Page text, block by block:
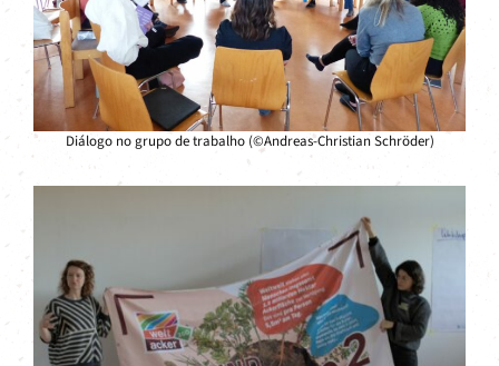
Diálogo no grupo de trabalho (©Andreas-Christian Schröder)